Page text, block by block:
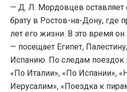
— Д. Л. Мордовцев оставляет
брату в Ростов-на-Дону, где
лет его жизни. В это время
— посещает Египет,
Испанию. По следам поездок
«По Италии», «По Испании»,
Иерусалим», «Поездка к